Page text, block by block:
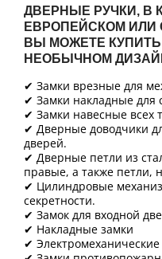
ДВЕРНЫЕ РУЧКИ, В
ЕВРОПЕЙСКОМ ИЛИ
ВЫ МОЖЕТЕ
НЕОБЫЧНОМ
✔ Замки врезные для
✔ Замки накладные для
✔ Замки навесные всех
✔ Дверные доводчики
дверей.
✔ Дверные петли из
правые, а также петли,
✔ Цилиндровые
секретности.
✔ Замок для входной
✔ Накладные замки
✔ Электромеханические